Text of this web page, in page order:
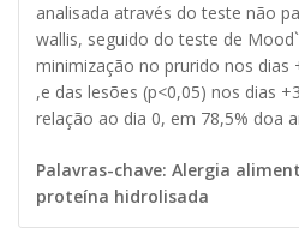
analisada através do teste não
wallis, seguido do teste de
minimização no prurido nos dias
,e das lesões (p<0,05) nos dias
relação ao dia 0, em 78,5% doa
Palavras-chave: Alergia
proteína hidrolisada